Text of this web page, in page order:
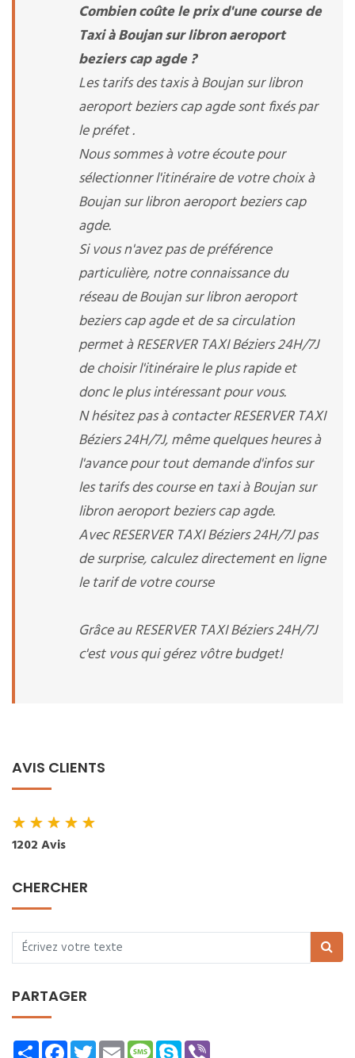
Combien coûte le prix d'une course de
Taxi à Boujan sur libron aeroport
beziers cap agde ?
Les tarifs des taxis à Boujan sur libron
aeroport beziers cap agde sont fixés par
le préfet .
Nous sommes à votre écoute pour
sélectionner l'itinéraire de votre choix à
Boujan sur libron aeroport beziers cap
agde.
Si vous n'avez pas de préférence
particulière, notre connaissance du
réseau de Boujan sur libron aeroport
beziers cap agde et de sa circulation
permet à RESERVER TAXI Béziers 24H/7J
de choisir l'itinéraire le plus rapide et
donc le plus intéressant pour vous.
N hésitez pas à contacter RESERVER TAXI
Béziers 24H/7J, même quelques heures à
l'avance pour tout demande d'infos sur
les tarifs des course en taxi à Boujan sur
libron aeroport beziers cap agde.
Avec RESERVER TAXI Béziers 24H/7J pas
de surprise, calculez directement en ligne
le tarif de votre course
Grâce au RESERVER TAXI Béziers 24H/7J
c'est vous qui gérez vôtre budget!
AVIS CLIENTS
★★★★★
1202 Avis
CHERCHER
PARTAGER
ShareFacebookTwitterEmailMessage
Skype